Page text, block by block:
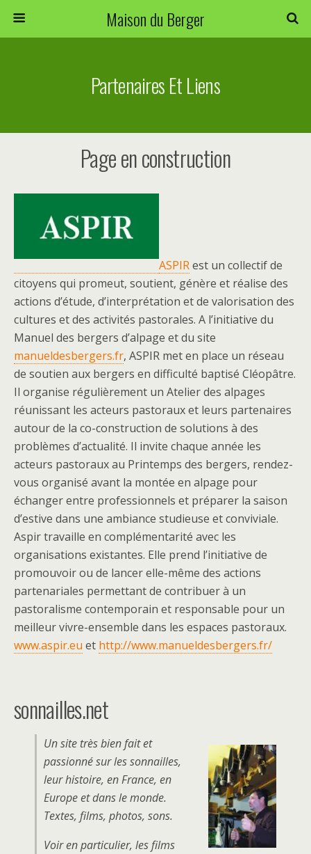
Maison du Berger
Partenaires Et Liens
Page en construction
ASPIRest un collectif de
citoyens qui promeut, soutient, génère et réalise des
actions d’étude, d’interprétation et de valorisation des
cultures et des activités pastorales. A l’initiative du
Manuel des bergers d’alpage et du site
manueldesbergers.fr, ASPIR met en place un réseau
de soutien aux bergers en difficulté baptisé Cléopâtre.
Il organise régulièrement un Atelier des alpages
réunissant les acteurs pastoraux et leurs partenaires
autour de la co-construction de solutions à des
problèmes d’actualité. Il invite chaque année les
acteurs pastoraux au Printemps des bergers, rendez-
vous organisé avant la montée en alpage pour
échanger entre professionnels et préparer la saison
d’estive dans une ambiance studieuse et conviviale.
Aspir travaille en complémentarité avec les
organisations existantes. Elle prend l’initiative de
promouvoir ou de lancer elle-même des actions
partenariales permettant de contribuer à un
pastoralisme contemporain et responsable pour un
meilleur vivre-ensemble dans les espaces pastoraux.
www.aspir.eu et http://www.manueldesbergers.fr/
sonnailles.net
Un site très bien fait et
passionné sur les sonnailles,
leur histoire, en France, en
Europe et dans le monde.
Textes, films, photos, sons.
Voir en particulier, les films